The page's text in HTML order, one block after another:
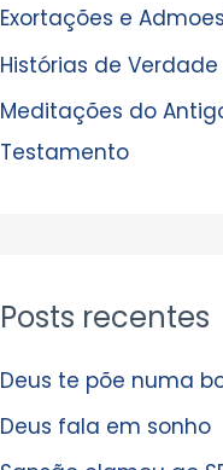
Exortações e
Histórias de Verdade
Meditações do
Testamento
Posts recentes
Deus te põe numa
Deus fala em sonho
v
o
s